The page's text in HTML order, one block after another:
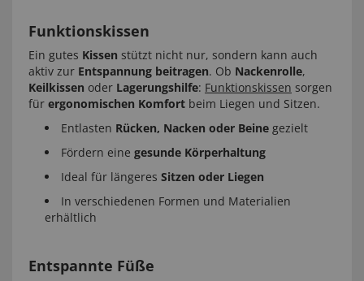
Funktionskissen
Ein gutes Kissen stützt nicht nur, sondern kann auch
aktiv zur Entspannung beitragen. Ob Nackenrolle,
Keilkissen oder Lagerungshilfe: Funktionskissen sorgen
für ergonomischen Komfort beim Liegen und Sitzen.
Entlasten Rücken, Nacken oder Beine gezielt
Fördern eine gesunde Körperhaltung
Ideal für längeres Sitzen oder Liegen
In verschiedenen Formen und Materialien
erhältlich
Entspannte Füße